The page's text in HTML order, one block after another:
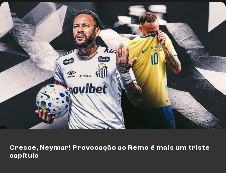
Cresce, Neymar! Provocação ao Remo é mais um triste
capítulo